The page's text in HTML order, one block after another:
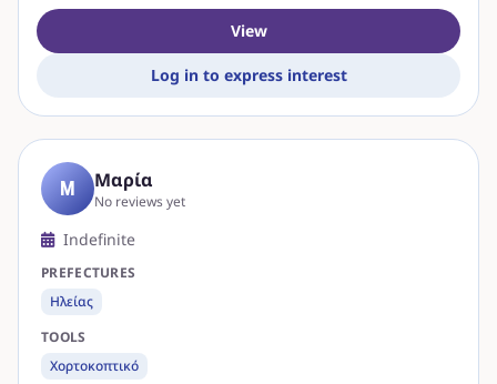
View
Log in to express interest
Μ Μαρία
No reviews yet
Indefinite
PREFECTURES
Ηλείας
TOOLS
Χορτοκοπτικό